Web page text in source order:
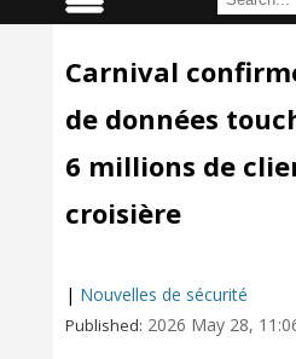
Carnival
de données
6 millions de
croisière
| Nouvelles de sécurité
Published: 2026 May 28,